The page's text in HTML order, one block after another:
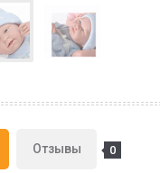
Отзывы 0